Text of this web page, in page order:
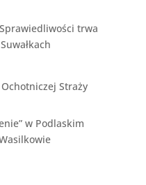
trwa
Straży
w Podlaskim